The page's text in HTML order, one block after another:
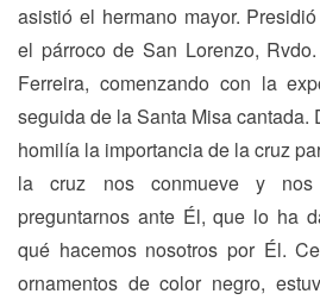
asistió el hermano mayor.
el párroco de San Lorenzo,
Ferreira, comenzando con la
seguida de la Santa Misa cantada.
homilía la importancia de la cruz
la cruz nos conmueve y nos
preguntarnos ante Él, que lo ha
qué hacemos nosotros por Él.
ornamentos de color negro,